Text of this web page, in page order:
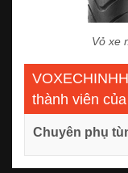
Vỏ xe
thành viên của
Chuyên phụ